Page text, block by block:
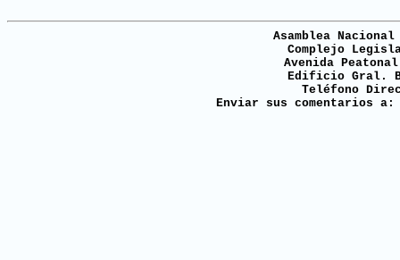
Asamblea
Complejo
Avenida
Edificio Gral.
Teléfono
Enviar sus comentarios